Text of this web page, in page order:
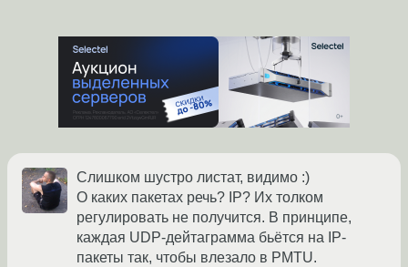
Слишком шустро листат, видимо :)
О каких пакетах речь? IP? Их толком
регулировать не получится. В принципе,
каждая UDP-дейтаграмма бьётся на IP-
пакеты так, чтобы влезало в PMTU.